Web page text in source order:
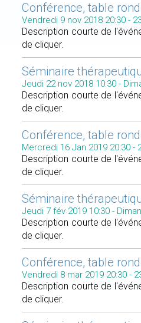
Conférence, table
Vendredi 9 nov 2018 20:30 -
Description courte de
de cliquer.
Séminaire
Jeudi 22 nov 2018 10:30 -
Description courte de
de cliquer.
Conférence, table
Mercredi 16 Jan 2019 20:30 -
Description courte de
de cliquer.
Séminaire
Jeudi 7 fév 2019 10:30 -
Description courte de
de cliquer.
Conférence, table
Vendredi 8 mar 2019 20:30 -
Description courte de
de cliquer.